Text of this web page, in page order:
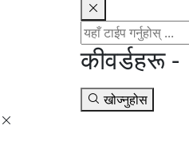
कीवर्डहरू -
खोज्नुहोस